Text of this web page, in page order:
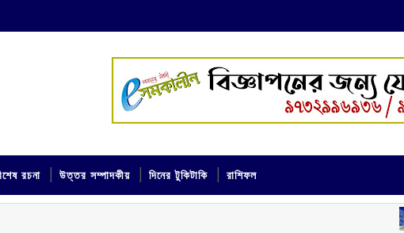
রচনা উত্তর সম্পাদকীয় দিনের টুকিটাকি রাশিফল